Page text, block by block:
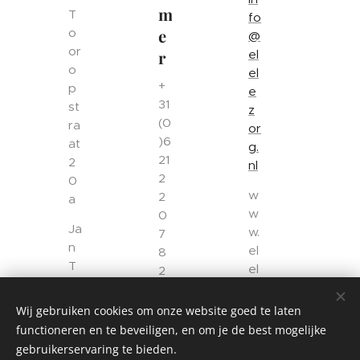
T
o
or
o
p
st
ra
at
2
0
a
Ja
n
T
or
p
m
e
r
+
31
(0
)6
21
2
2
0
7
8
2
31
(0
)
fo
@
el
el
e
z
or
g.
nl
w
w
w.
el
el
z
or
Wij gebruiken cookies om onze website goed te laten
functioneren en te beveiligen, en om je de best mogelijke
gebruikerservaring te bieden.